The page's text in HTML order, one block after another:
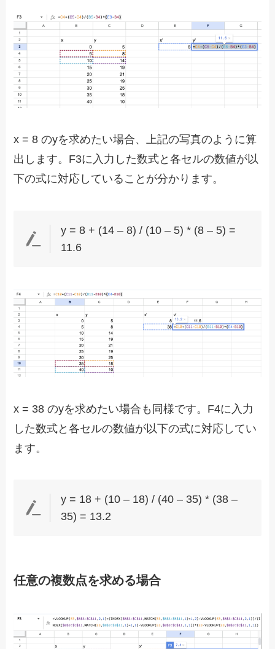
x = 8 のyを求めたい場合、上記の写真のように算
出します。F3に入力した数式と各セルの数値が以
下の式に対応していることが分かります。
y = 8 + (14 – 8) / (10 – 5) * (8 – 5) =
11.6
x = 38 のyを求めたい場合も同様です。F4に入力
した数式と各セルの数値が以下の式に対応してい
ます。
y = 18 + (10 – 18) / (40 – 35) * (38 –
35) = 13.2
任意の複数点を求める場合